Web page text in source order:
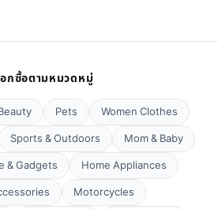
อกซื้อตามหมวดหมู่
Pets
Women Clothes
Sports & Outdoors
Mom & Baby
& Gadgets
Home Appliances
Motorcycles